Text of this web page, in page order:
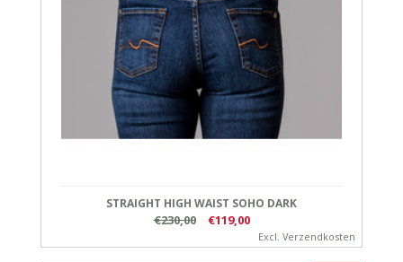
STRAIGHT HIGH WAIST SOHO DARK
€230,00 €119,00
Excl. Verzendkosten